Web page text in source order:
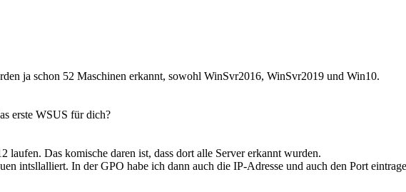
ja schon 52 Maschinen erkannt, sowohl WinSvr2016, WinSvr2019 und Win10.
erste WSUS für dich?
laufen. Das komische daren ist, dass dort alle Server erkannt wurden.
intsllalliert. In der GPO habe ich dann auch die IP-Adresse und auch den Port